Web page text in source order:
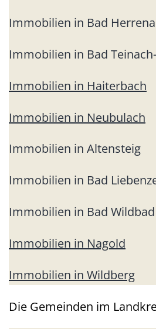
Immobilien in Bad
Immobilien in Bad
Immobilien in Haiterbach
Immobilien in Neubulach
Immobilien in Altensteig
Immobilien in Bad
Immobilien in Bad Wildbad
Immobilien in Nagold
Immobilien in Wildberg
Die Gemeinden im